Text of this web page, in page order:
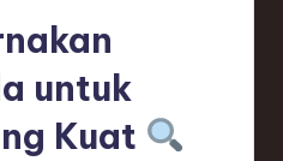
untuk
Kuat